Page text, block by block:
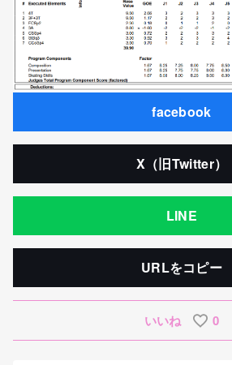
facebook
X（旧Twitter）
LINE
URLをコピー
いいね 0